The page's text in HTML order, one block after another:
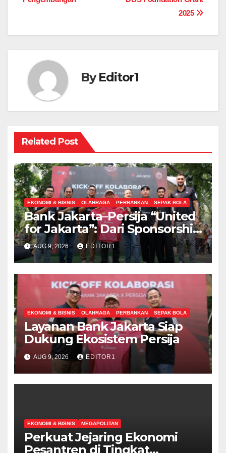
2025
ByEditor1
Related Post
EKONOMI & BISNIS OLAHRAGA PERBANKAN SEPAK BOLA
Bank Jakarta–Persija “United
for Jakarta”: Dari Sponsorship
Menuju Strategic Partnership
AUG 9, 2026 EDITOR1
EKONOMI & BISNIS OLAHRAGA PERBANKAN SEPAK BOLA
Layanan Bank Jakarta Siap
Dukung Ekosistem Persija
AUG 9, 2026 EDITOR1
EKONOMI & BISNIS MEGAPOLITAN
Perkuat Jejaring Ekonomi
Pesantren di Tingkat